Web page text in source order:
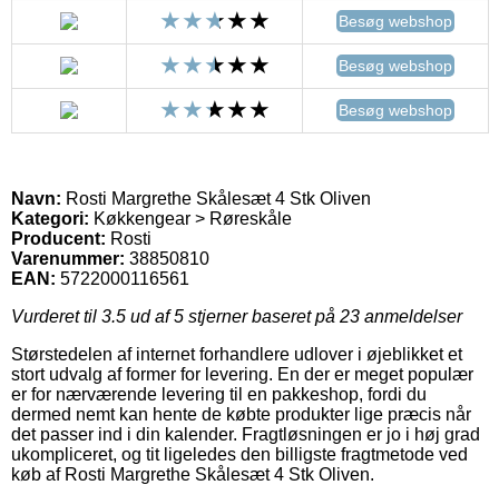
Besøg webshop
Besøg webshop
Besøg webshop
Navn: Rosti Margrethe Skålesæt 4 Stk Oliven
Kategori: Køkkengear > Røreskåle
Producent: Rosti
Varenummer: 38850810
EAN: 5722000116561
Vurderet til 3.5 ud af 5 stjerner baseret på 23 anmeldelser
Størstedelen af internet forhandlere udlover i øjeblikket et
stort udvalg af former for levering. En der er meget populær
er for nærværende levering til en pakkeshop, fordi du
dermed nemt kan hente de købte produkter lige præcis når
det passer ind i din kalender. Fragtløsningen er jo i høj grad
ukompliceret, og tit ligeledes den billigste fragtmetode ved
køb af Rosti Margrethe Skålesæt 4 Stk Oliven.